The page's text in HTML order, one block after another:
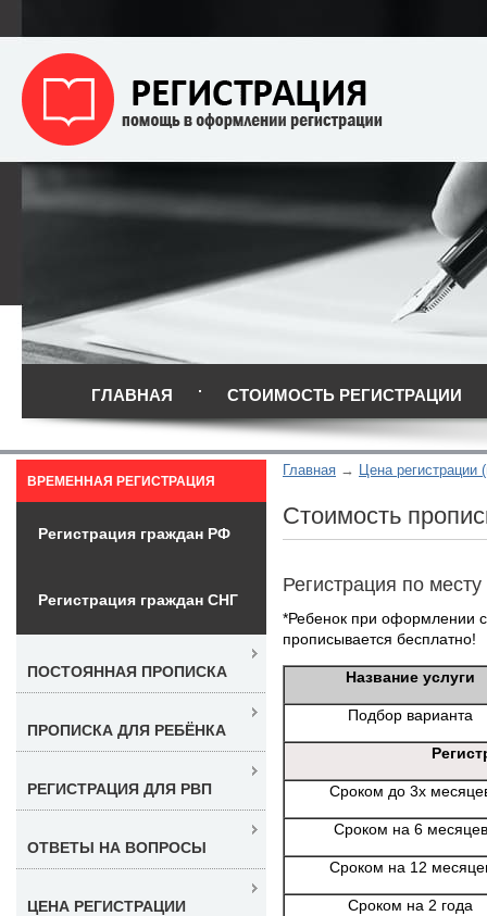
ГЛАВНАЯ СТОИМОСТЬ РЕГИСТРАЦИИ
Главная Цена регистрации
Стоимость
Регистрация по
*Ребенок при оформлении
прописывается бесплатно!
Название услуги
Подбор варианта
Сроком до 3х
Сроком на 6 месяцев
Сроком на 12
Сроком на 2 года
ВРЕМЕННАЯ РЕГИСТРАЦИЯ
Регистрация граждан РФ
Регистрация граждан СНГ
ПОСТОЯННАЯ ПРОПИСКА
ПРОПИСКА ДЛЯ РЕБЁНКА
РЕГИСТРАЦИЯ ДЛЯ РВП
ОТВЕТЫ НА ВОПРОСЫ
ЦЕНА РЕГИСТРАЦИИ